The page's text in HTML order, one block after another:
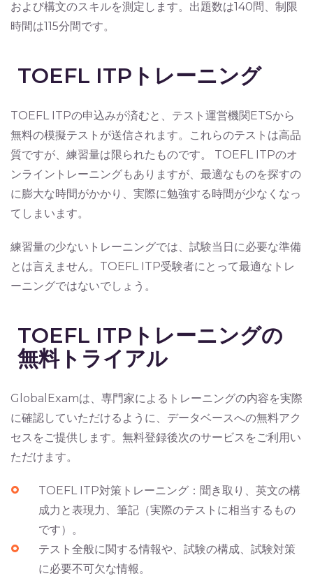
および構文のスキルを測定します。出題数は140問、制限
時間は115分間です。
TOEFL ITPトレーニング
TOEFL ITPの申込みが済むと、テスト運営機関ETSから
無料の模擬テストが送信されます。これらのテストは高品
質ですが、練習量は限られたものです。 TOEFL ITPのオ
ンライントレーニングもありますが、最適なものを探すの
に膨大な時間がかかり、実際に勉強する時間が少なくなっ
てしまいます。
練習量の少ないトレーニングでは、試験当日に必要な準備
とは言えません。TOEFL ITP受験者にとって最適なトレ
ーニングではないでしょう。
TOEFL ITPトレーニングの
無料トライアル
GlobalExamは、専門家によるトレーニングの内容を実際
に確認していただけるように、データベースへの無料アク
セスをご提供します。無料登録後次のサービスをご利用い
ただけます。
TOEFL ITP対策トレーニング：聞き取り、英文の構
成力と表現力、筆記（実際のテストに相当するもの
です）。
テスト全般に関する情報や、試験の構成、試験対策
に必要不可欠な情報。